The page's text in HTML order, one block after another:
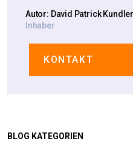
Autor: David Patrick Kundler
Inhaber
KONTAKT
BLOG KATEGORIEN